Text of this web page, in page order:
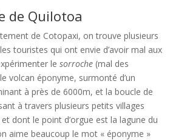
de Quilotoa
de Cotopaxi, on trouve plusieurs
touristes qui ont envie d’avoir mal aux
le sorroche(mal des
volcan éponyme, surmonté d’un
à près de 6000m, et la boucle de
à travers plusieurs petits villages
dont le point d’orgue est la lagune du
aime beaucoup le mot « éponyme »